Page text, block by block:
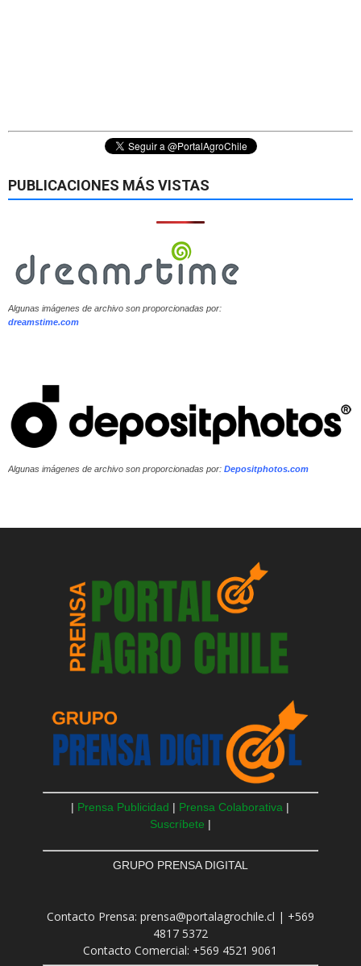
PUBLICACIONES MÁS VISTAS
Algunas imágenes de archivo son proporcionadas por:
dreamstime.com
Algunas imágenes de archivo son proporcionadas por: Depositphotos.com
| Prensa Publicidad | Prensa Colaborativa |
Suscríbete |
GRUPO PRENSA DIGITAL
Contacto Prensa: prensa@portalagrochile.cl | +569
4817 5372
Contacto Comercial: +569 4521 9061